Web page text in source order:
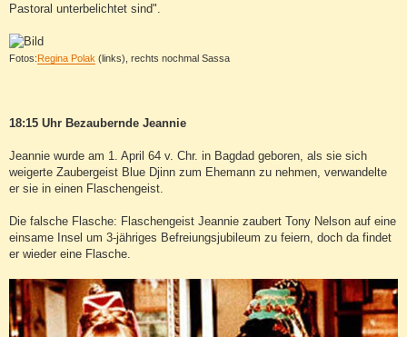
Pastoral unterbelichtet sind".
Fotos:Regina Polak (links), rechts nochmal Sassa
18:15 Uhr Bezaubernde Jeannie
Jeannie wurde am 1. April 64 v. Chr. in Bagdad geboren, als sie sich
weigerte Zaubergeist Blue Djinn zum Ehemann zu nehmen, verwandelte
er sie in einen Flaschengeist.
Die falsche Flasche: Flaschengeist Jeannie zaubert Tony Nelson auf eine
einsame Insel um 3-jähriges Befreiungsjubileum zu feiern, doch da findet
er wieder eine Flasche.